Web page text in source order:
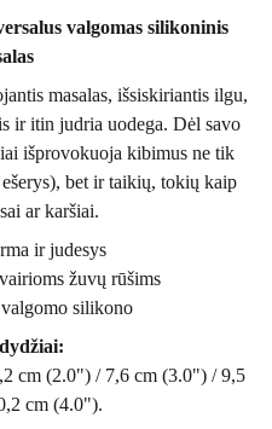
valgomas silikoninis
masalas, išsiskiriantis ilgu,
ir itin judria uodega. Dėl savo
išprovokuoja kibimus ne tik
bet ir taikių, tokių kaip
ar karšiai.
ir judesys
žuvų rūšims
silikono
cm (2.0") / 7,6 cm (3.0") / 9,5
cm (4.0").